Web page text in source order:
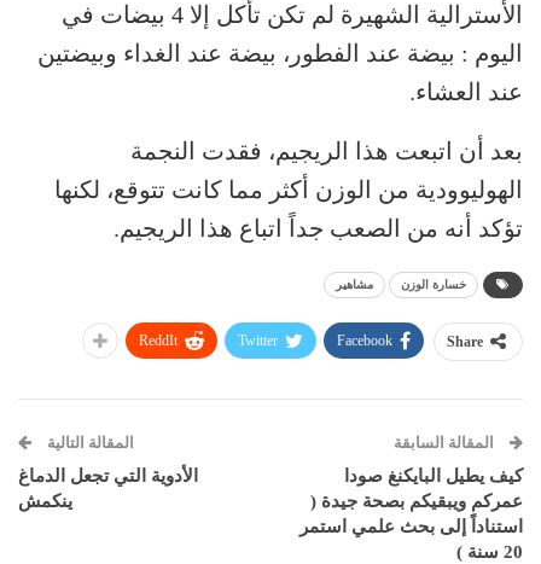
الأسترالية الشهيرة لم تكن تأكل إلا 4 بيضات في
اليوم : بيضة عند الفطور، بيضة عند الغداء وبيضتين
عند العشاء.
بعد أن اتبعت هذا الريجيم، فقدت النجمة
الهوليوودية من الوزن أكثر مما كانت تتوقع، لكنها
تؤكد أنه من الصعب جداً اتباع هذا الريجيم.
خسارة الوزن مشاهير
Share
Facebook
Twitter
ReddIt
المقالة السابقة
كيف يطيل البايكنغ صودا
عمركم ويبقيكم بصحة جيدة (
استناداً إلى بحث علمي استمر
20 سنة )
المقالة التالية
الأدوية التي تجعل الدماغ
ينكمش